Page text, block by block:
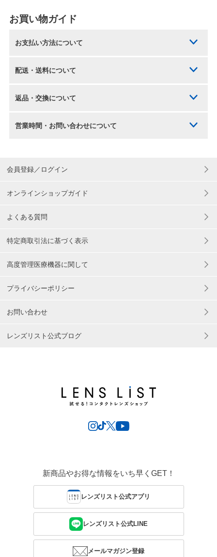
お買い物ガイド
お支払い方法について
配送・送料について
返品・交換について
営業時間・お問い合わせについて
会員登録／ログイン
オンラインショップガイド
よくある質問
特定商取引法に基づく表示
高度管理医療機器に関して
プライバシーポリシー
お問い合わせ
レンズリスト公式ブログ
新商品やお得な情報をいち早くGET！
レンズリスト公式アプリ
レンズリスト公式LINE
メールマガジン登録